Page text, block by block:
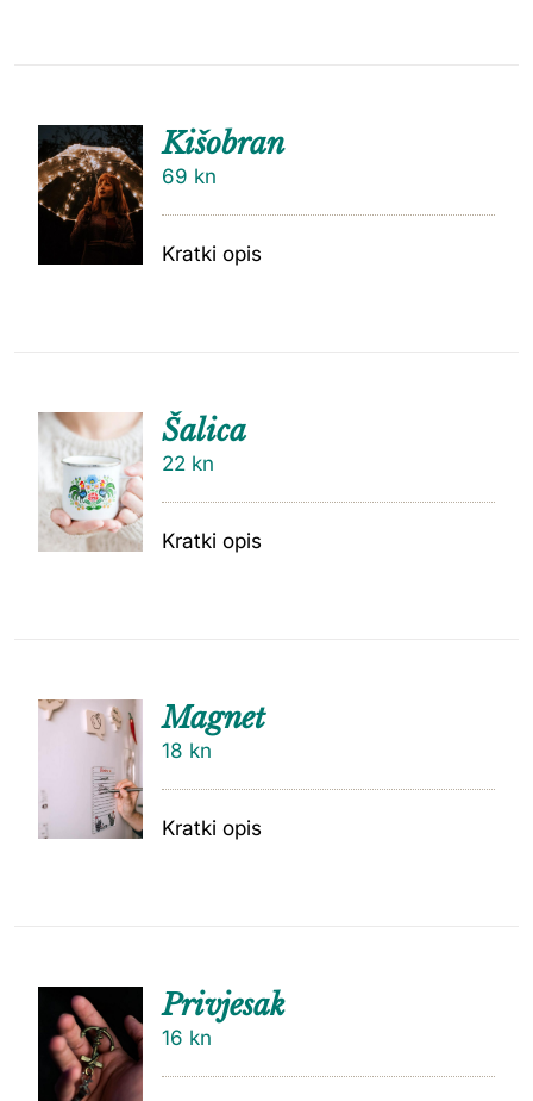
DODAJ
U
KOŠARI
Kišobran
69 kn
Kratki opis
DODAJ
U
KOŠARI
CU
Šalica
22 kn
Kratki opis
DODAJ
Magnet
18 kn
Kratki opis
DODAJ
U
KOŠARI
CU
Privjesak
16 kn